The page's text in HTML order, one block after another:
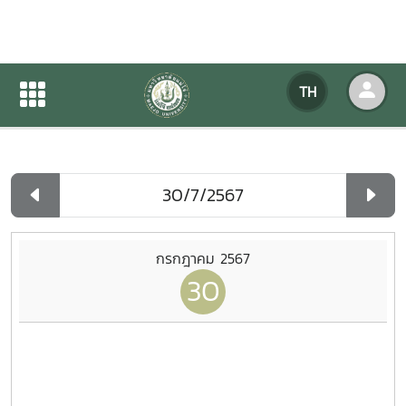
TH
ปฏิทินกิจกรรมของหน่วยงาน
ปฏิทินกิจกรรมของหน่วยงาน
กรกฎาคม 2567
30